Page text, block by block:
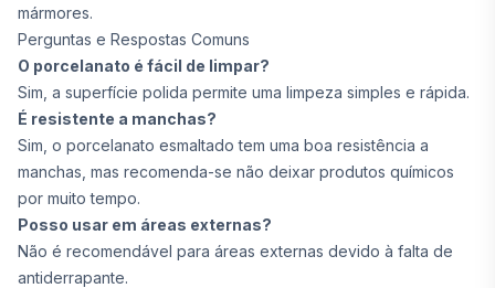
mármores.
Perguntas e Respostas Comuns
O porcelanato é fácil de limpar?
Sim, a superfície polida permite uma limpeza simples e rápida.
É resistente a manchas?
Sim, o porcelanato esmaltado tem uma boa resistência a
manchas, mas recomenda-se não deixar produtos químicos
por muito tempo.
Posso usar em áreas externas?
Não é recomendável para áreas externas devido à falta de
antiderrapante.